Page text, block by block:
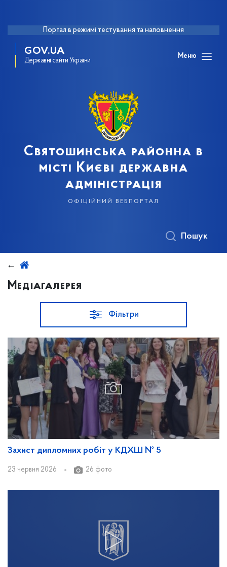
Портал в режимі тестування та наповнення
GOV.UA
Державні сайти України
Меню
Святошинська районна в
місті Києві державна
адміністрація
офіційний вебпортал
Пошук
Медіагалерея
Фільтри
Захист дипломних робіт у КДХШ № 5
23 червня 2026 26 фото